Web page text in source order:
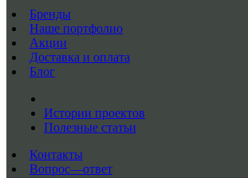
Бренды
Наше портфолио
Акции
Доставка и оплата
Блог
Истории проектов
Полезные статьи
Контакты
Вопрос—ответ